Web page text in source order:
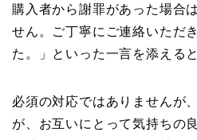
購入者から謝罪があった場合
せん。ご丁寧にご連絡いただ
た。」といった一言を添える
必須の対応ではありませんが
が、お互いにとって気持ちの